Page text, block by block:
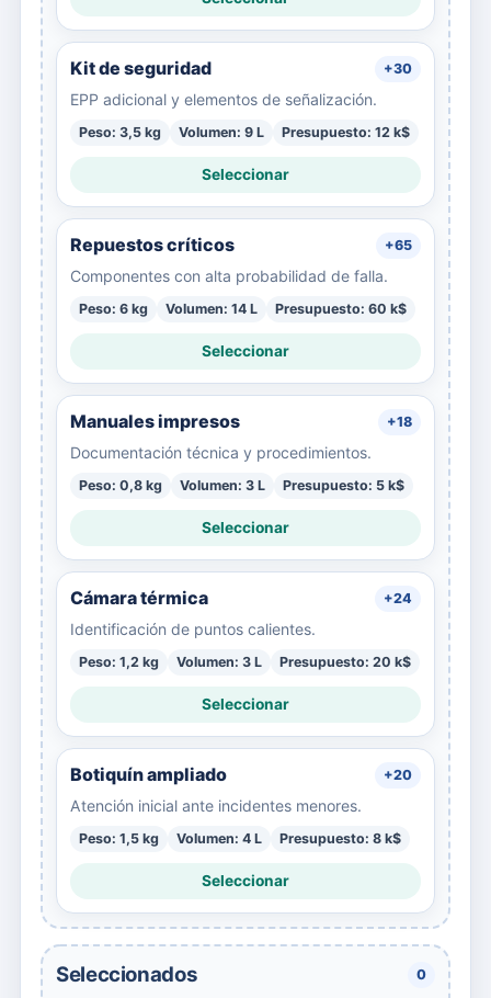
Kit de seguridad +30
EPP adicional y elementos de señalización.
Peso: 3,5 kg Volumen: 9 L Presupuesto: 12 k$
Seleccionar
Repuestos críticos +65
Componentes con alta probabilidad de falla.
Peso: 6 kg Volumen: 14 L Presupuesto: 60 k$
Seleccionar
Manuales impresos +18
Documentación técnica y procedimientos.
Peso: 0,8 kg Volumen: 3 L Presupuesto: 5 k$
Seleccionar
Cámara térmica +24
Identificación de puntos calientes.
Peso: 1,2 kg Volumen: 3 L Presupuesto: 20 k$
Seleccionar
Botiquín ampliado +20
Atención inicial ante incidentes menores.
Peso: 1,5 kg Volumen: 4 L Presupuesto: 8 k$
Seleccionar
Seleccionados 0